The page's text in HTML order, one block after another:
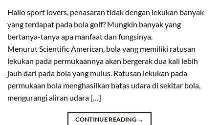
Hallo sport lovers, penasaran tidak dengan lekukan banyak
yang terdapat pada bola golf? Mungkin banyak yang
bertanya-tanya apa manfaat dan fungsinya.
Menurut Scientific American, bola yang memiliki ratusan
lekukan pada permukaannya akan bergerak dua kali lebih
jauh dari pada bola yang mulus. Ratusan lekukan pada
permukaan bola menghasilkan batas udara di sekitar bola,
mengurangi aliran udara […]
CONTINUE READING →